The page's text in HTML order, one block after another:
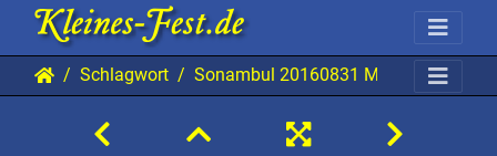
Schlagwort Sonambul 20160831 MB TBi 0192